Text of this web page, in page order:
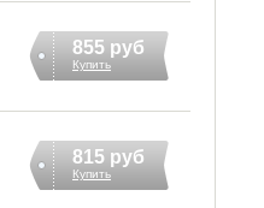
855 руб
Купить
815 руб
Купить